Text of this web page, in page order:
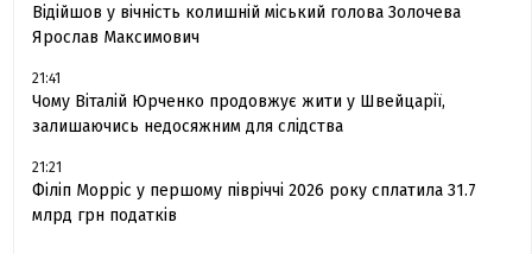
Відійшов у вічність колишній міський голова Золочева
Ярослав Максимович
21:41
Чому Віталій Юрченко продовжує жити у Швейцарії,
залишаючись недосяжним для слідства
21:21
Філіп Морріс у першому півріччі 2026 року сплатила 31.7
млрд грн податків